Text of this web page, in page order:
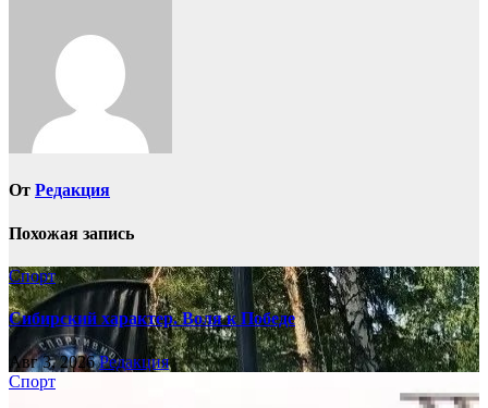
От Редакция
Похожая запись
Спорт
Сибирский характер. Воля к Победе
Авг 3, 2026Редакция
Спорт